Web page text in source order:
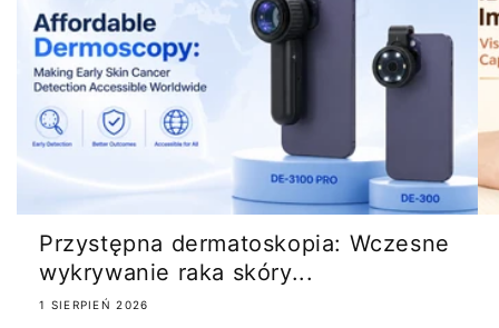
Przystępna dermatoskopia: Wczesne
wykrywanie raka skóry...
1 SIERPIEŃ 2026